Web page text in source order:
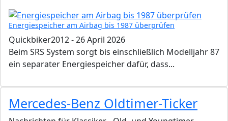
Energiespeicher am Airbag bis 1987 überprüfen
Quickbiker2012-26 April 2026
Beim SRS System sorgt bis einschließlich Modelljahr 87
ein separater Energiespeicher dafür, dass...
Mercedes-Benz Oldtimer-Ticker